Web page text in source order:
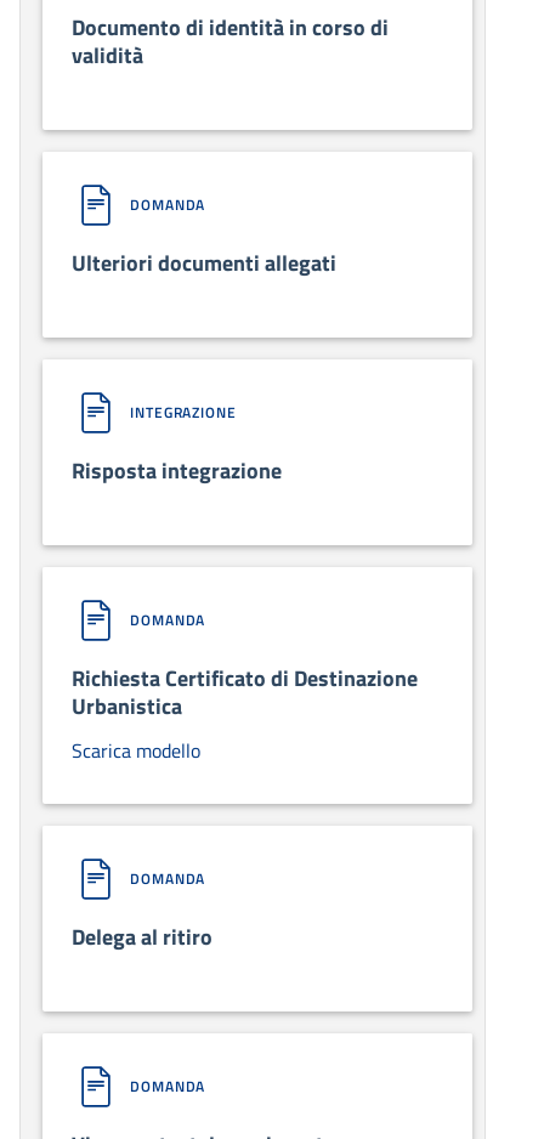
Documento di identità in corso di
validità
DOMANDA
Ulteriori documenti allegati
INTEGRAZIONE
Risposta integrazione
DOMANDA
Richiesta Certificato di Destinazione
Urbanistica
Scarica modello
DOMANDA
Delega al ritiro
DOMANDA